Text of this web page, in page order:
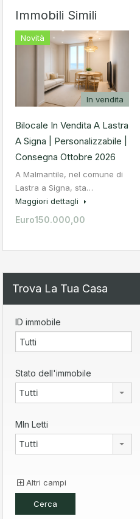
Immobili Simili
Novità
In vendita
Bilocale In Vendita A Lastra
A Signa | Personalizzabile |
Consegna Ottobre 2026
A Malmantile, nel comune di
Lastra a Signa, sta…
Maggiori dettagli
Euro150.000,00
Trova La Tua Casa
ID immobile
Stato dell'immobile
Tutti
MIn Letti
Tutti
Altri campi